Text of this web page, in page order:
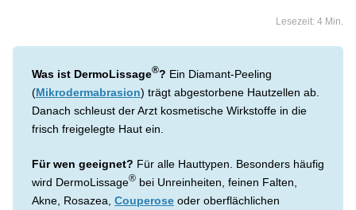
Lesezeit: 4 Min.
Was ist DermoLissage®? Ein Diamant-Peeling
(Mikrodermabrasion) trägt abgestorbene Hautzellen ab.
Danach schleust der Arzt kosmetische Wirkstoffe in die
frisch freigelegte Haut ein.
Für wen geeignet? Für alle Hauttypen. Besonders häufig
wird DermoLissage® bei Unreinheiten, feinen Falten,
Akne, Rosazea, Couperose oder oberflächlichen